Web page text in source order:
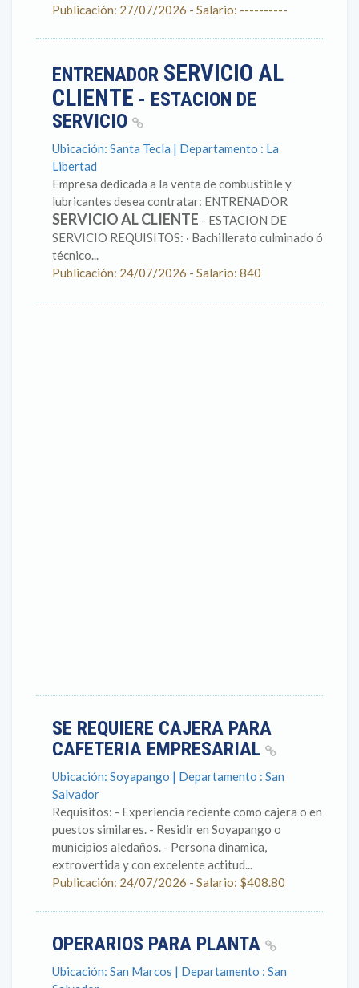
Publicación: 27/07/2026 - Salario: ----------
ENTRENADOR SERVICIO AL
CLIENTE - ESTACION DE
SERVICIO
Ubicación: Santa Tecla | Departamento : La
Libertad
Empresa dedicada a la venta de combustible y
lubricantes desea contratar: ENTRENADOR
SERVICIO AL CLIENTE - ESTACION DE
SERVICIO REQUISITOS: · Bachillerato culminado ó
técnico...
Publicación: 24/07/2026 - Salario: 840
SE REQUIERE CAJERA PARA
CAFETERIA EMPRESARIAL
Ubicación: Soyapango | Departamento : San
Salvador
Requisitos: - Experiencia reciente como cajera o en
puestos similares. - Residir en Soyapango o
municipios aledaños. - Persona dinamica,
extrovertida y con excelente actitud...
Publicación: 24/07/2026 - Salario: $408.80
OPERARIOS PARA PLANTA
Ubicación: San Marcos | Departamento : San